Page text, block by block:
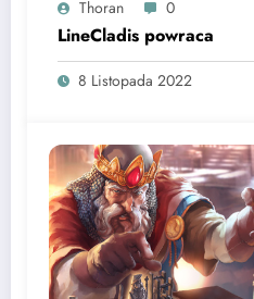
Thoran 0
LineCladis powraca
8 Listopada 2022